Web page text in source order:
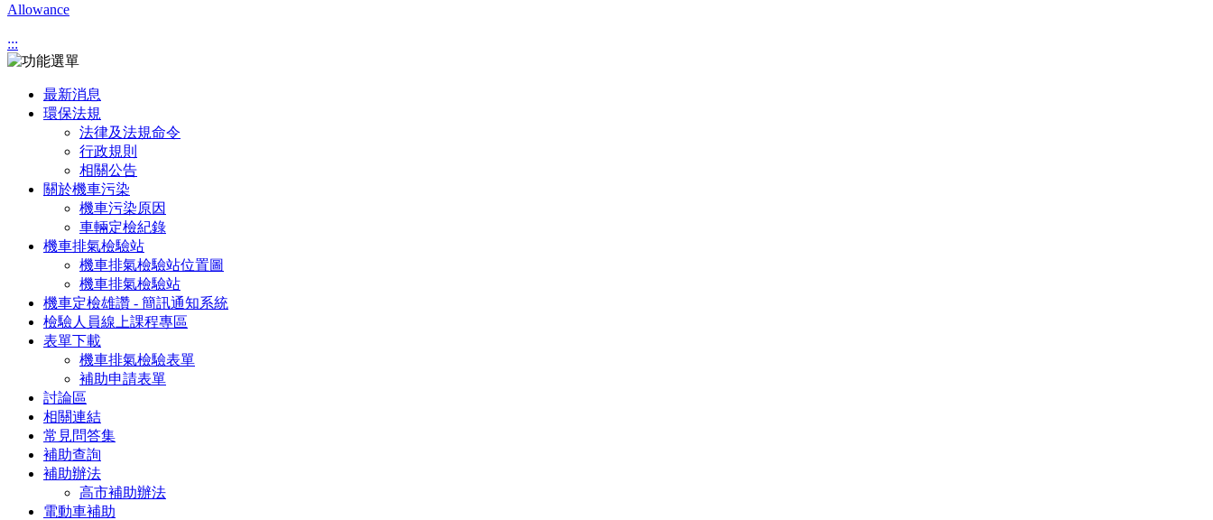
Allowance
:::
最新消息
環保法規
法律及法規命令
行政規則
相關公告
關於機車污染
機車污染原因
車輛定檢紀錄
機車排氣檢驗站
機車排氣檢驗站位置圖
機車排氣檢驗站
機車定檢雄讚 - 簡訊通知系統
檢驗人員線上課程專區
表單下載
機車排氣檢驗表單
補助申請表單
討論區
相關連結
常見問答集
補助查詢
補助辦法
高市補助辦法
電動車補助